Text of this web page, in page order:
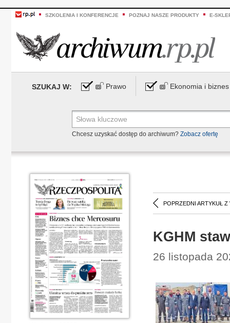
SZKOLENIA I KONFERENCJE POZNAJ NASZE PRODUKTY E-
SZUKAJ W: Prawo Ekonomia i biznes
Chcesz uzyskać dostęp do archiwum? Zobacz ofertę
POPRZEDNI ARTYKUŁ Z
KGHM
26 listopada